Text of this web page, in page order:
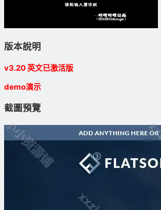
版本說明
v3.20 英文已激活版
demo演示
截圖預覽